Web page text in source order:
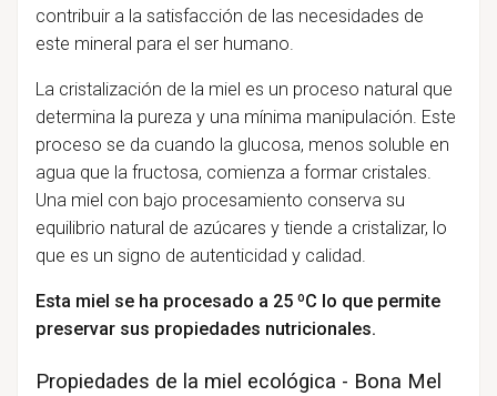
contribuir a la satisfacción de las necesidades de
este mineral para el ser humano.
La cristalización de la miel es un proceso natural que
determina la pureza y una mínima manipulación. Este
proceso se da cuando la glucosa, menos soluble en
agua que la fructosa, comienza a formar cristales.
Una miel con bajo procesamiento conserva su
equilibrio natural de azúcares y tiende a cristalizar, lo
que es un signo de autenticidad y calidad.
Esta miel se ha procesado a 25 ºC lo que permite
preservar sus propiedades nutricionales.
Propiedades de la miel ecológica - Bona Mel